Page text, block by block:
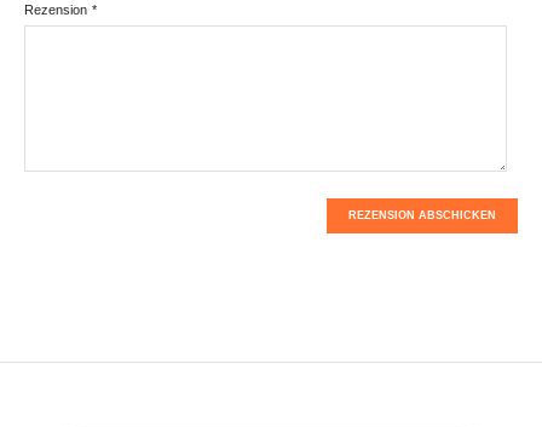
*
Rezension
REZENSION ABSCHICKEN